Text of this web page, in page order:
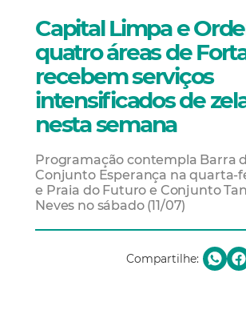
Capital Limpa e
quatro áreas de
recebem serviços
intensificados de
nesta semana
Programação contempla Barra
Conjunto Esperança na quarta-
e Praia do Futuro e Conjunto
Neves no sábado (11/07)
Compartilhe: